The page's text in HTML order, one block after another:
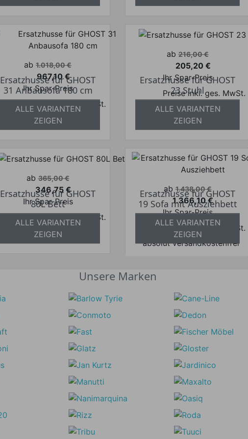
Verkaufspreis
ab 1.018,00 €
Preis
967,10 €
Ihr Spar-Preis
Preise inkl. ges. MwSt.
absolut versandkostenfrei
Ersatzhusse für GHOST
31 Anbausofa 180 cm
ALLE VARIANTEN
ZEIGEN
Verkaufspreis
ab 216,00 €
Preis
205,20 €
Ihr Spar-Preis
Preise inkl. ges. MwSt.
absolut versandkostenfrei
Ersatzhusse für GHOST
23 Stuhl
ALLE VARIANTEN
ZEIGEN
Verkaufspreis
ab 365,00 €
Preis
346,75 €
Ihr Spar-Preis
Preise inkl. ges. MwSt.
absolut versandkostenfrei
Ersatzhusse für GHOST
80L Bett
ALLE VARIANTEN
ZEIGEN
Verkaufspreis
ab 1.438,00 €
Preis
1.366,10 €
Ihr Spar-Preis
Preise inkl. ges. MwSt.
absolut versandkostenfrei
Ersatzhusse für GHOST
19 Sofa mit Ausziehbett
ALLE VARIANTEN
ZEIGEN
Unsere Marken